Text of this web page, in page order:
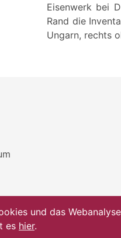
Eisenwerk bei
Rand die
Ungarn, rechts
und das
es hier.